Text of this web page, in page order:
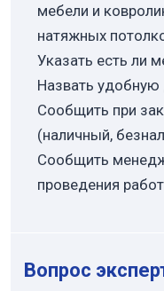
мебели и
натяжных
Указать есть ли
Назвать удобную
Сообщить при
(наличный,
Сообщить
проведения работ
Вопрос